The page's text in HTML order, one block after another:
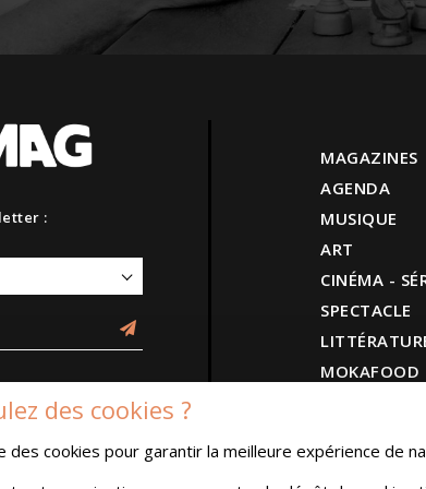
:
MAGAZINES
AGENDA
MUSIQUE
ART
CINÉMA -
SPECTACLE
MOKAFOOD
des cookies ?
des cookies pour garantir la meilleure expérience de